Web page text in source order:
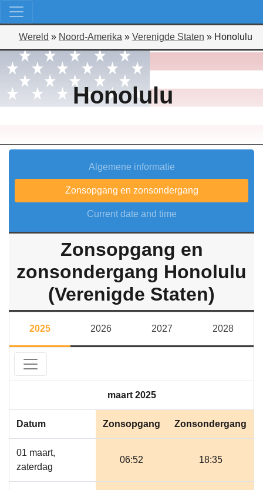
Wereld » Noord-Amerika » Verenigde Staten » Honolulu
Honolulu
Algemene informatie
Zonsopgang en zonsondergang
Current date and time
Zonsopgang en
zonsondergang Honolulu
(Verenigde Staten)
2025 2026 2027 2028
maart 2025
Datum Zonsopgang Zonsondergang
01 maart,
zaterdag
06:52 18:35